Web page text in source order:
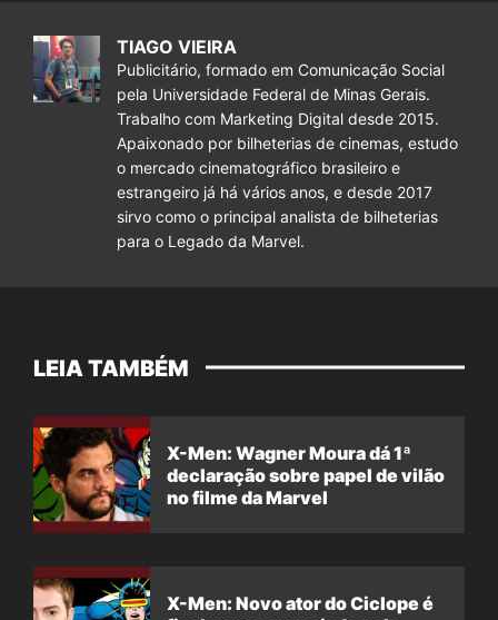
TIAGO VIEIRA
Publicitário, formado em Comunicação Social
pela Universidade Federal de Minas Gerais.
Trabalho com Marketing Digital desde 2015.
Apaixonado por bilheterias de cinemas, estudo
o mercado cinematográfico brasileiro e
estrangeiro já há vários anos, e desde 2017
sirvo como o principal analista de bilheterias
para o Legado da Marvel.
LEIA TAMBÉM
X-Men: Wagner Moura dá 1ª
declaração sobre papel de vilão
no filme da Marvel
X-Men: Novo ator do Ciclope é